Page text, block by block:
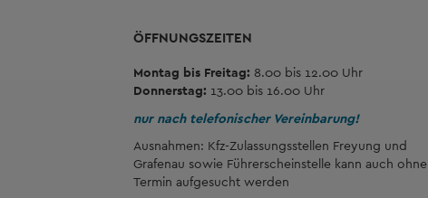
ÖFFNUNGSZEITEN
Montag bis Freitag: 8.00 bis 12.00 Uhr
Donnerstag: 13.00 bis 16.00 Uhr
nur nach telefonischer Vereinbarung!
Ausnahmen: Kfz-Zulassungsstellen Freyung und
Grafenau sowie Führerscheinstelle kann auch ohne
Termin aufgesucht werden